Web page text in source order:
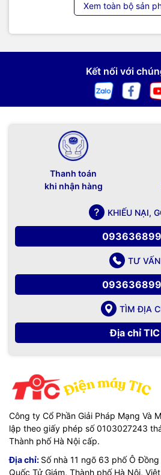
Xem toàn bộ sản
Kết nối với
Thanh toán
khi nhận hàng
KHIẾU NẠI,
TƯ VẤN
TÌM ĐỊA
Địa chỉ TIC
Công ty Cổ Phần Giải Pháp Mạng Và
lập theo giấy phép số 0103027243
Thành phố Hà Nội cấp.
Địa chỉ: Số nhà 11 ngõ 63 phố Ô
Quốc Tử Giám, Thành phố Hà Nội,